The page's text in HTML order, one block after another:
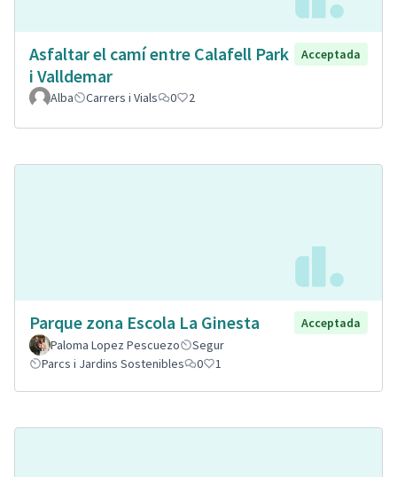
Asfaltar el camí entre Calafell Park
i Valldemar
Acceptada
Alba Carrers i Vials 0 2
Parque zona Escola La Ginesta
Acceptada
Paloma Lopez Pescuezo
Segur
Parcs i Jardins Sostenibles
0 1